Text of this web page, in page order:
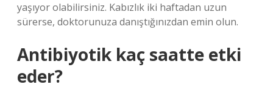
yaşıyor olabilirsiniz. Kabızlık iki haftadan uzun
sürerse, doktorunuza danıştığınızdan emin olun.
Antibiyotik kaç saatte etki
eder?